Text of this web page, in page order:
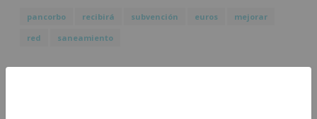
pancorbo recibirá subvención euros
mejorar
red
saneamiento